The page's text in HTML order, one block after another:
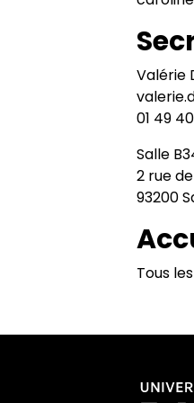
Le
Valérie
01 49
Salle
2 rue
93200
Tous